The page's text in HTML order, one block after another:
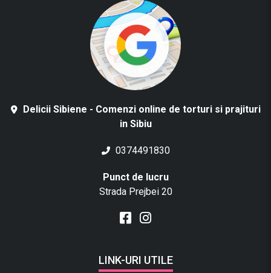
Delicii Sibiene - Comenzi online de torturi si prajituri
in Sibiu
0374491830
Punct de lucru
Strada Prejbei 20
LINK-URI UTILE